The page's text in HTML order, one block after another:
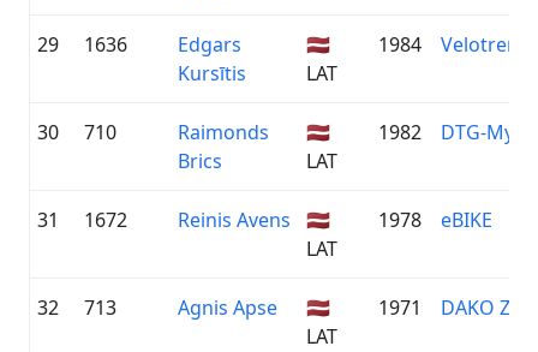
29 1636
Edgars
Kursītis
🇱🇻
LAT
1984
30 710
Raimonds
Brics
🇱🇻
LAT
1982 DTG-
31 1672 Reinis Avens
🇱🇻
LAT
1978 eBIKE
32 713 Agnis Apse
🇱🇻
LAT
1971 DAKO